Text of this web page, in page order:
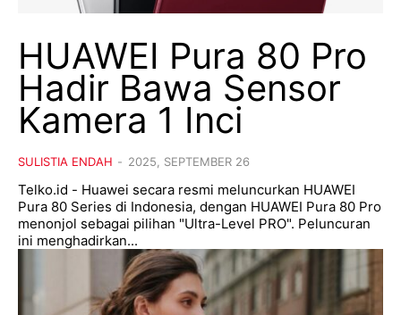
HUAWEI Pura 80 Pro
Hadir Bawa Sensor
Kamera 1 Inci
SULISTIA ENDAH - 2025, SEPTEMBER 26
Telko.id - Huawei secara resmi meluncurkan HUAWEI
Pura 80 Series di Indonesia, dengan HUAWEI Pura 80 Pro
menonjol sebagai pilihan "Ultra-Level PRO". Peluncuran
ini menghadirkan...